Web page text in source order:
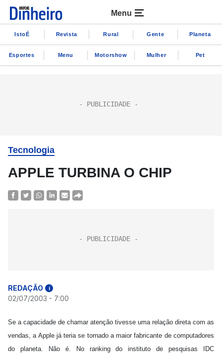
Menu
IstoÉ Revista Rural Gente Planeta
Esportes Menu Motorshow Mulher Pet
Tecnologia
APPLE TURBINA O CHIP
REDAÇÃO i
02/07/2003 - 7:00
Se a capacidade de chamar atenção tivesse uma relação direta com as
vendas, a Apple já teria se tornado a maior fabricante de computadores
do planeta. Não é. No ranking do instituto de pesquisas IDC